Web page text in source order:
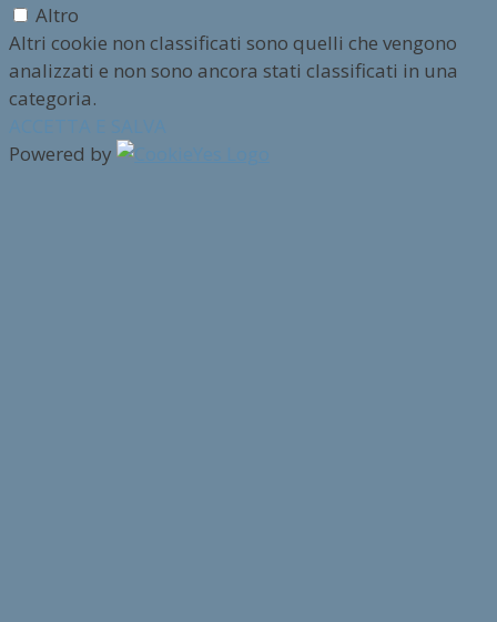
Altro
Altri cookie non classificati sono quelli che vengono
analizzati e non sono ancora stati classificati in una
categoria.
Powered by